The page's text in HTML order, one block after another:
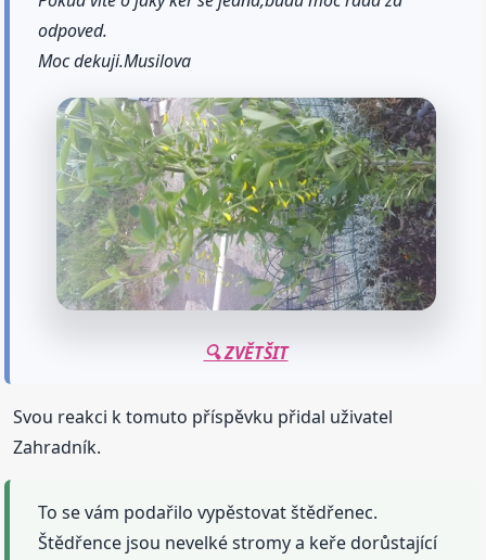
odpoved.
Moc dekuji.Musilova
🔍 ZVĚTŠIT
Svou reakci k tomuto příspěvku přidal uživatel
Zahradník.
To se vám podařilo vypěstovat štědřenec.
Štědřence jsou nevelké stromy a keře dorůstající